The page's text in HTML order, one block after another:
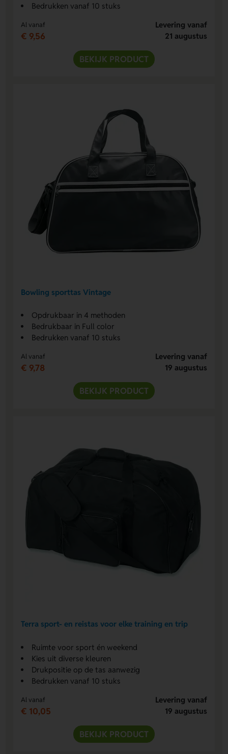
Bedrukken vanaf 10 stuks
Al vanaf
€ 9,56
Levering vanaf
21 augustus
BEKIJK PRODUCT
Bowling sporttas Vintage
Opdrukbaar in 4 methoden
Bedrukbaar in Full color
Bedrukken vanaf 10 stuks
Al vanaf
€ 9,78
Levering vanaf
19 augustus
BEKIJK PRODUCT
Terra sport- en reistas voor elke training en trip
Ruimte voor sport én weekend
Kies uit diverse kleuren
Drukpositie op de tas aanwezig
Bedrukken vanaf 10 stuks
Al vanaf
€ 10,05
Levering vanaf
19 augustus
BEKIJK PRODUCT